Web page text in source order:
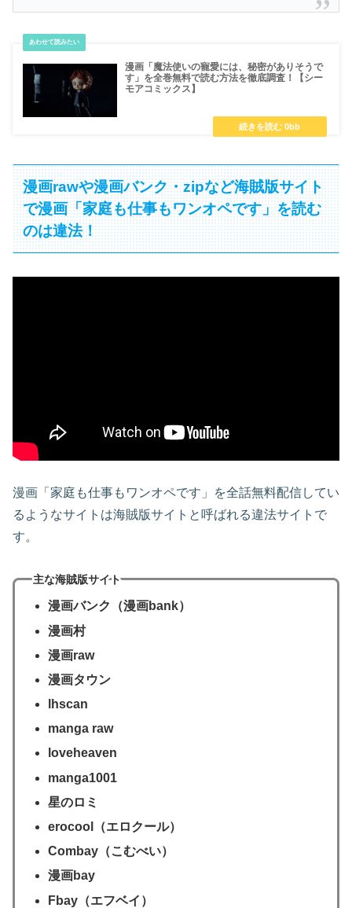
漫画「魔法使いの寵愛には、秘密がありそうで
す」を全巻無料で読む方法を徹底調査！【シー
モアコミックス】
漫画rawや漫画バンク・zipなど海賊版サイト
で漫画「家庭も仕事もワンオペです」を読む
のは違法！
漫画「家庭も仕事もワンオペです」を全話無料配信してい
るようなサイトは海賊版サイトと呼ばれる違法サイトで
す。
主な海賊版サイト
漫画バンク（漫画bank）
漫画村
漫画raw
漫画タウン
lhscan
manga raw
loveheaven
manga1001
星のロミ
erocool（エロクール）
Combay（こむべい）
漫画bay
Fbay（エフベイ）